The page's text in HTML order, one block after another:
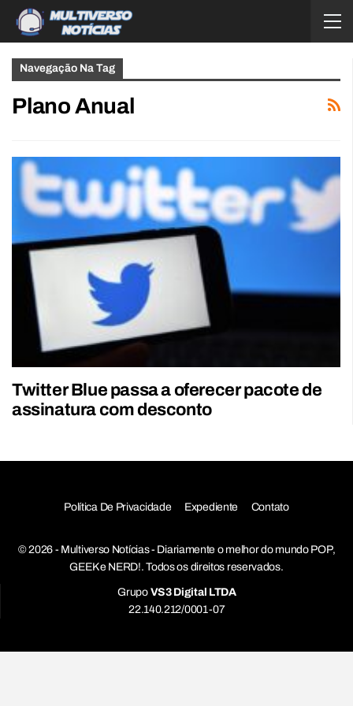
Navegação Na Tag
Plano Anual
Twitter Blue passa a oferecer pacote de
assinatura com desconto
Política De Privacidade Expediente Contato
© 2026 - Multiverso Notícias - Diariamente o melhor do mundo POP,
GEEK e NERD!. Todos os direitos reservados.
Grupo VS3 Digital LTDA
22.140.212/0001-07